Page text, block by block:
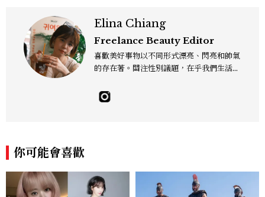
Elina Chiang
Freelance Beauty Editor
喜歡美好事物以不同形式漂亮、閃亮和帥氣
的存在著。關注性別議題，在乎我們生活的
民！Instagram：hanyunc／Contac
t：elina.chiang.work@gmail.com
你可能會喜歡